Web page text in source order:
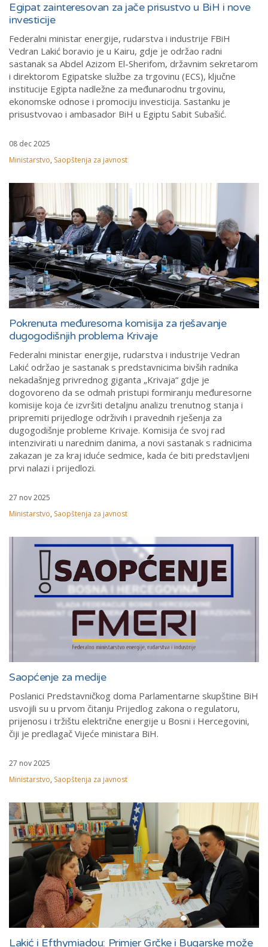
Egipat zainteresovan za jače prisustvo u BiH i nove
investicije
Federalni ministar energije, rudarstva i industrije FBiH
Vedran Lakić boravio je u Kairu, gdje je održao radni
sastanak sa Abdel Azizom El-Sherifom, državnim sekretarom
i direktorom Egipatske službe za trgovinu (ECS), ključne
institucije Egipta nadležne za međunarodnu trgovinu,
ekonomske odnose i promociju investicija. Sastanku je
prisustvovao i ambasador BiH u Egiptu Sabit Subašić.
08 dec 2025
Ministarstvo, Saopštenja za javnost
Pokrenuta međuresorna komisija za rješavanje
dugogodišnjih problema Krivaje
Federalni ministar energije, rudarstva i industrije Vedran
Lakić održao je sastanak s predstavnicima bivših radnika
nekadašnjeg privrednog giganta „Krivaja“ gdje je
dogovoreno da se odmah pristupi formiranju međuresorne
komisije koja će izvršiti detaljnu analizu trenutnog stanja i
pripremiti prijedloge održivih i pravednih rješenja za
dugogodišnje probleme Krivaje. Komisija će svoj rad
intenzivirati u narednim danima, a novi sastanak s radnicima
zakazan je za kraj iduće sedmice, kada će biti predstavljeni
prvi nalazi i prijedlozi.
27 nov 2025
Ministarstvo, Saopštenja za javnost
Saopćenje za medije
Poslanici Predstavničkog doma Parlamentarne skupštine BiH
usvojili su u prvom čitanju Prijedlog zakona o regulatoru,
prijenosu i tržištu električne energije u Bosni i Hercegovini,
čiji je predlagač Vijeće ministara BiH.
27 nov 2025
Ministarstvo, Saopštenja za javnost
Lakić i Efthymiadou: Primjer Grčke i Bugarske može